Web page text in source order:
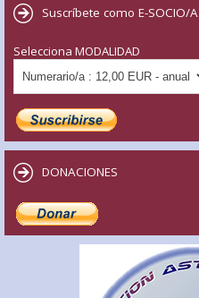
Suscríbete como E-SOCIO/A
Selecciona MODALIDAD
DONACIONES